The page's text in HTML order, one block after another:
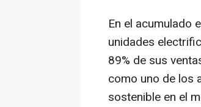
En el acumulado
unidades
89% de sus
como uno de los
sostenible en el